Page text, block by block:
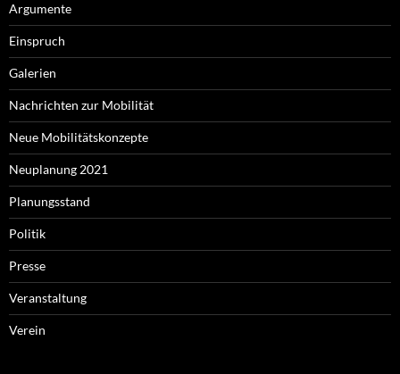
Argumente
Einspruch
Galerien
Nachrichten zur Mobilität
Neue Mobilitätskonzepte
Neuplanung 2021
Planungsstand
Politik
Presse
Veranstaltung
Verein